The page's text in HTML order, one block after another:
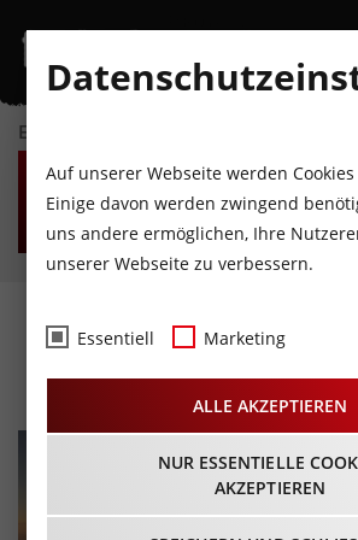
EVENTKALENDER
FR
7
AUGUST
SA
8
AUGUST
SO
9
AUGUST
Sonnenaufgang
15.08.2024 - Beginn
Auf unserer Webseite werden
Einige davon werden zwingend
uns andere ermöglichen, Ihre
unserer Webseite zu verbessern.
Essentiell Marketing
ALLE AKZEPTIEREN
NUR ESSENTIELLE
AKZEPTIEREN